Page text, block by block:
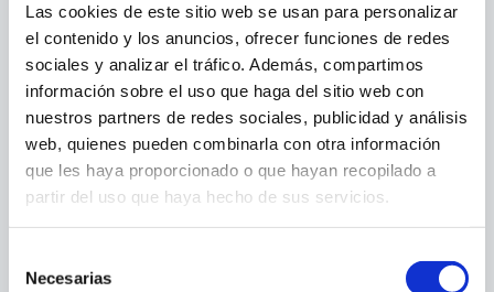
Las cookies de este sitio web se usan para personalizar
el contenido y los anuncios, ofrecer funciones de redes
sociales y analizar el tráfico. Además, compartimos
información sobre el uso que haga del sitio web con
nuestros partners de redes sociales, publicidad y análisis
web, quienes pueden combinarla con otra información
que les haya proporcionado o que hayan recopilado a
partir del uso que haya hecho de sus servicios.
Necesarias
SEARCH POINTS OF SALE
GO TO PARTAGÁS